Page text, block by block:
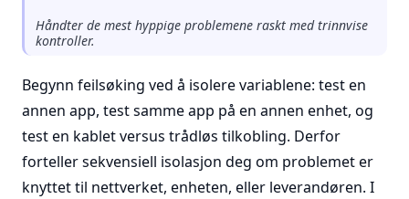
Håndter de mest hyppige problemene raskt med trinnvise
kontroller.
Begynn feilsøking ved å isolere variablene: test en
annen app, test samme app på en annen enhet, og
test en kablet versus trådløs tilkobling. Derfor
forteller sekvensiell isolasjon deg om problemet er
knyttet til nettverket, enheten, eller leverandøren. I